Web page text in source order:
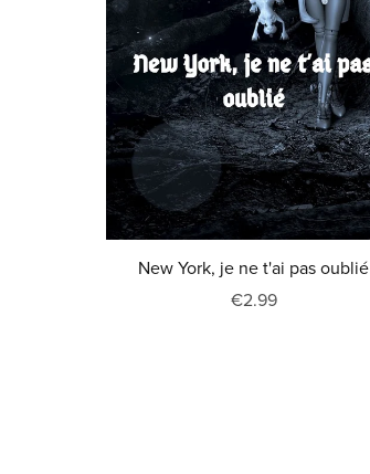
New York, je ne t'ai pas oublié
€2.99